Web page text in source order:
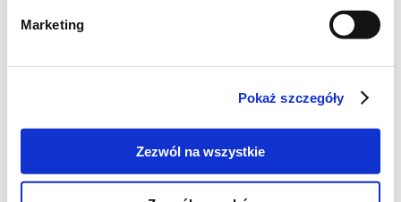
Marketing
Pokaż szczegóły
Zezwól na wszystkie